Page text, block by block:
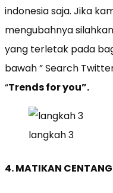
indonesia saja. Jika
mengubahnya
yang terletak pada
bawah ” Search
“Trends for you”.
langkah 3
4. MATIKAN CENTANG